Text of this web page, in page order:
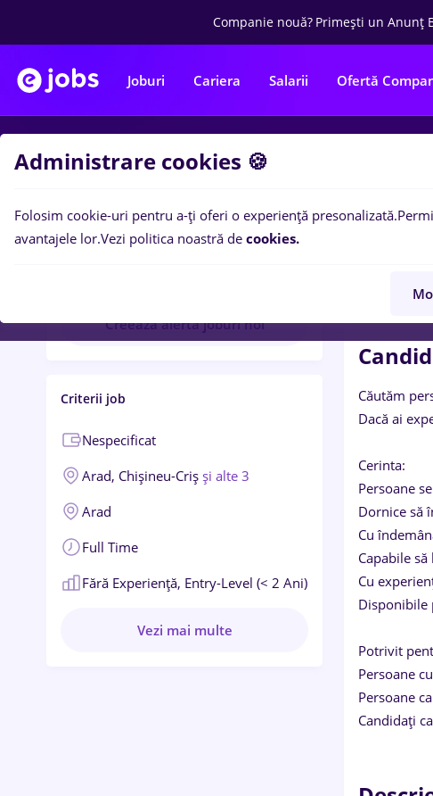
Companie nouă? Primești un Anunț
Joburi Cariera Salarii Ofertă
Creează alertă joburi noi
Criterii job
Nespecificat
Arad, Chișineu-Criș și alte 3
Arad
Full Time
Fără Experiență, Entry-Level (< 2 Ani)
Vezi mai multe
BADER
Căutăm
Dacă ai
Cerinta:
Persoane
Dornice să
Cu
Capabile
Cu
Disponibile
Potrivit
Persoane
Persoane
Candidați
Administrare cookies 🍪
Folosim cookie-uri pentru a-ți oferi o experiență presonalizată.
avantajele lor.Vezi politica noastră de cookies.